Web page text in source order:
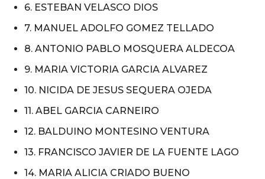
6. ESTEBAN VELASCO DIOS
7. MANUEL ADOLFO GOMEZ TELLADO
8. ANTONIO PABLO MOSQUERA ALDECOA
9. MARIA VICTORIA GARCIA ALVAREZ
10. NICIDA DE JESUS SEQUERA OJEDA
11. ABEL GARCIA CARNEIRO
12. BALDUINO MONTESINO VENTURA
13. FRANCISCO JAVIER DE LA FUENTE LAGO
14. MARIA ALICIA CRIADO BUENO